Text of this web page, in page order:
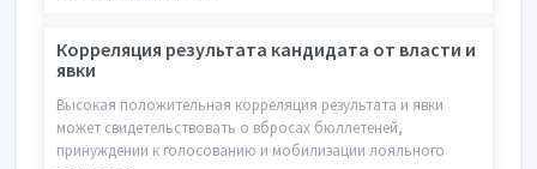
Корреляция результата кандидата от власти и
явки
Высокая положительная корреляция результата и явки
может свидетельствовать о вбросах бюллетеней,
принуждении к голосованию и мобилизации лояльного